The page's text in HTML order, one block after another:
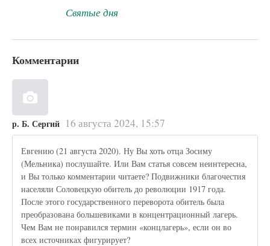
Святые дня
Комментарии
р. Б. Сергий 16 августа 2024, 15:57
Евгению (21 августа 2020). Ну Вы хоть отца Зосиму
(Мельника) послушайте. Или Вам статья совсем неинтересна,
и Вы только комментарии читаете? Подвижники благочестия
населяли Соловецкую обитель до революции 1917 года.
После этого государственного переворота обитель была
преобразована большевиками в концентрационный лагерь.
Чем Вам не понравился термин «концлагерь», если он во
всех источниках фигурирует?